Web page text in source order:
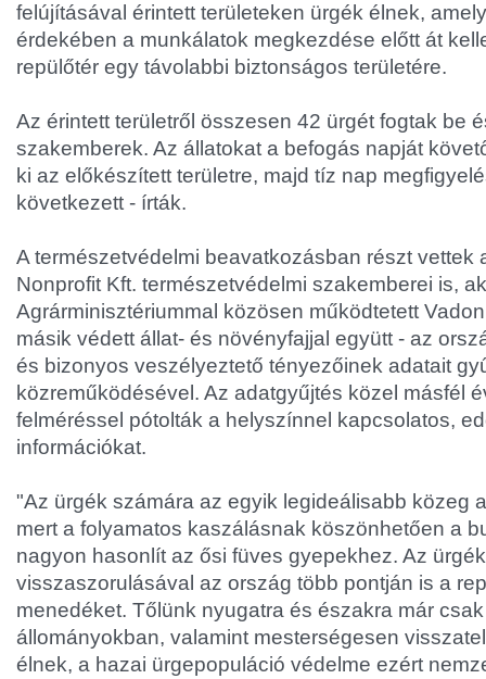
felújításával érintett területeken ürgék élnek,
érdekében a munkálatok megkezdése előtt át
repülőtér egy távolabbi biztonságos területére.
Az érintett területről összesen 42 ürgét fogtak be
szakemberek. Az állatokat a befogás napját
ki az előkészített területre, majd tíz nap
következett - írták.
A természetvédelmi beavatkozásban részt vettek
Nonprofit Kft. természetvédelmi szakemberei is,
Agrárminisztériummal közösen működtetett
másik védett állat- és növényfajjal együtt - az
és bizonyos veszélyeztető tényezőinek adatait
közreműködésével. Az adatgyűjtés közel másfél
felméréssel pótolták a helyszínnel kapcsolatos,
információkat.
"Az ürgék számára az egyik legideálisabb közeg
mert a folyamatos kaszálásnak köszönhetően a
nagyon hasonlít az ősi füves gyepekhez. Az
visszaszorulásával az ország több pontján is a
menedéket. Tőlünk nyugatra és északra már
állományokban, valamint mesterségesen
élnek, a hazai ürgepopuláció védelme ezért